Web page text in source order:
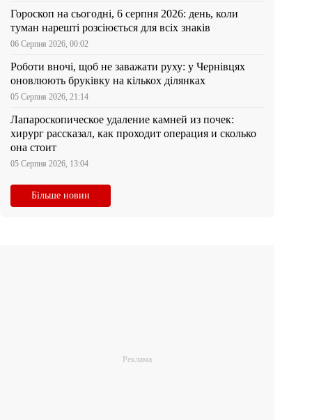
Гороскоп на сьогодні, 6 серпня 2026: день, коли
туман нарешті розсіюється для всіх знаків
06 Серпня 2026, 00:02
Роботи вночі, щоб не заважати руху: у Чернівцях
оновлюють бруківку на кількох ділянках
05 Серпня 2026, 21:14
Лапароскопическое удаление камней из почек:
хирург рассказал, как проходит операция и сколько
она стоит
05 Серпня 2026, 13:04
Більше новин